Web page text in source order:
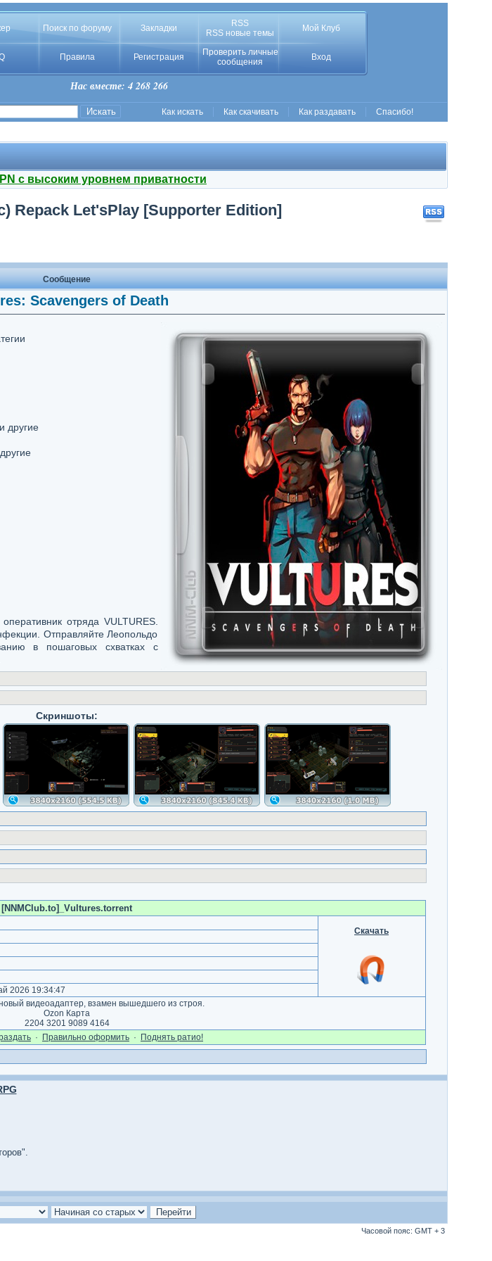
Поиск по форуму Закладки
RSS
RSS новые темы
Мой Клуб
Правила Регистрация
Проверить личные
сообщения
Вход
Нас вместе: 4 268 266
Как искать Как скачивать Как раздавать Спасибо!
с высоким уровнем приватности
Repack Let'sРlay [Supporter Edition]
Сообщение
Scavengers of Death
другие
отряда VULTURES.
Отправляйте Леопольдо
в пошаговых схватках с
Скриншоты:
[NNMClub.to]_Vultures.torrent
Скачать
2026 19:34:47
видеоадаптер, взамен вышедшего из строя.
Ozon Карта
2204 3201 9089 4164
· Правильно оформить · Поднять ратио!
Часовой пояс: GMT + 3